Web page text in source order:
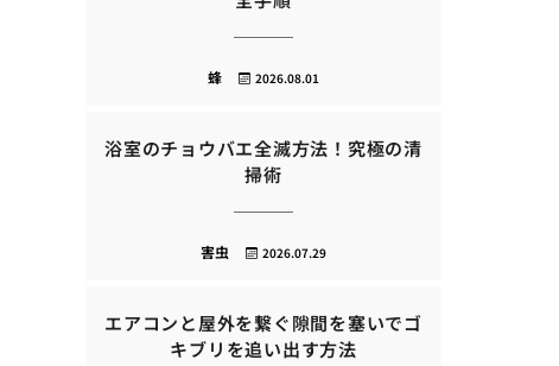
2026.08.01
蜂
浴室のチョウバエ全滅方法！究極の清
掃術
2026.07.29
害虫
エアコンと屋外を繋ぐ隙間を塞いでゴ
キブリを追い出す方法